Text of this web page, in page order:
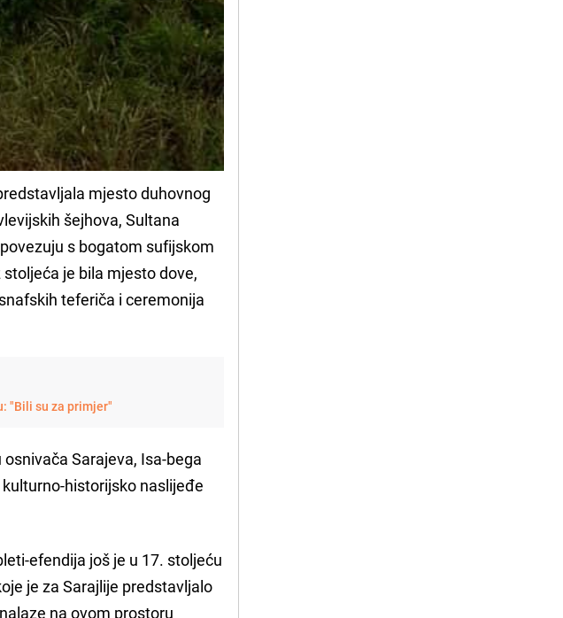
mjesto duhovnog
šejhova, Sultana
s bogatom sufijskom
je bila mjesto dove,
teferiča i ceremonija
"Bili su za primjer"
Sarajeva, Isa-bega
historijsko naslijeđe
efendija još je u 17. stoljeću
je za Sarajlije predstavljalo
na ovom prostoru